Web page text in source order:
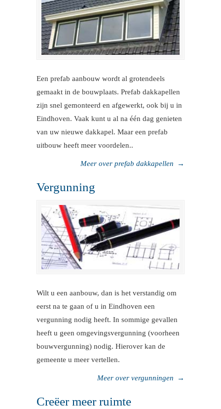
Een prefab aanbouw wordt al grotendeels
gemaakt in de bouwplaats. Prefab dakkapellen
zijn snel gemonteerd en afgewerkt, ook bij u in
Eindhoven. Vaak kunt u al na één dag genieten
van uw nieuwe dakkapel. Maar een prefab
uitbouw heeft meer voordelen..
Meer over prefab dakkapellen →
Vergunning
Wilt u een aanbouw, dan is het verstandig om
eerst na te gaan of u in Eindhoven een
vergunning nodig heeft. In sommige gevallen
heeft u geen omgevingsvergunning (voorheen
bouwvergunning) nodig. Hierover kan de
gemeente u meer vertellen.
Meer over vergunningen →
Creëer meer ruimte